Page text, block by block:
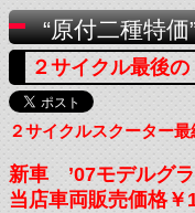
“原付二種特
２サイクル最後の
２サイクルスクーター
新車 ’07モデルグ
当店車両販売価格